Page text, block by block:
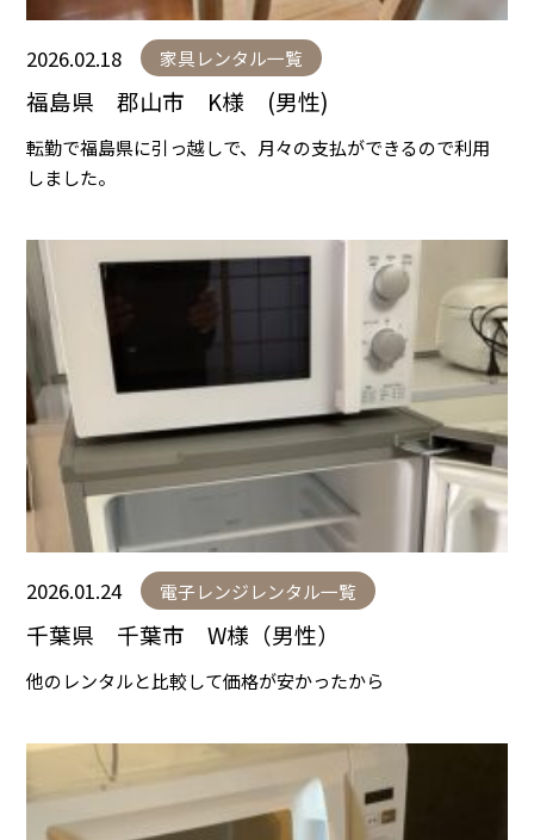
2026.02.18 家具レンタル一覧
福島県 郡山市 K様 (男性)
転勤で福島県に引っ越しで、月々の支払ができるので利用
しました。
2026.01.24 電子レンジレンタル一覧
千葉県 千葉市 W様（男性）
他のレンタルと比較して価格が安かったから